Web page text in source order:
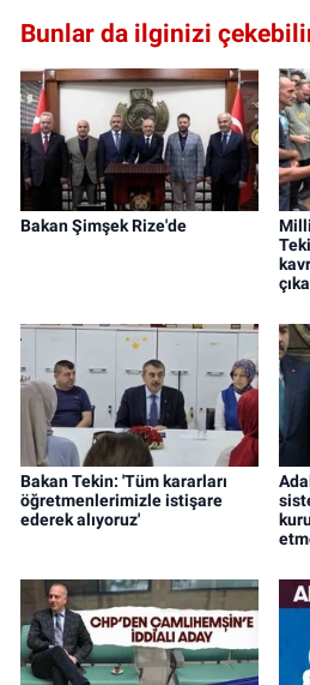
Bunlar da ilginizi
Bakan Şimşek Rize'de
Bakan Tekin: 'Tüm kararları
öğretmenlerimizle istişare
ederek alıyoruz'